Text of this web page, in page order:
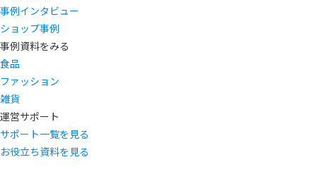
事例インタビュー
ショップ事例
事例資料をみる
食品
ファッション
雑貨
運営サポート
サポート一覧を見る
お役立ち資料を見る